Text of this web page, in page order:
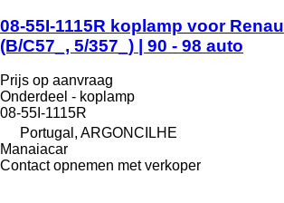
08-55I-1115R koplamp voor
(B/C57_, 5/357_) | 90 - 98 auto
Prijs op aanvraag
Onderdeel - koplamp
08-55I-1115R
Portugal, ARGONCILHE
Manaiacar
Contact opnemen met verkoper